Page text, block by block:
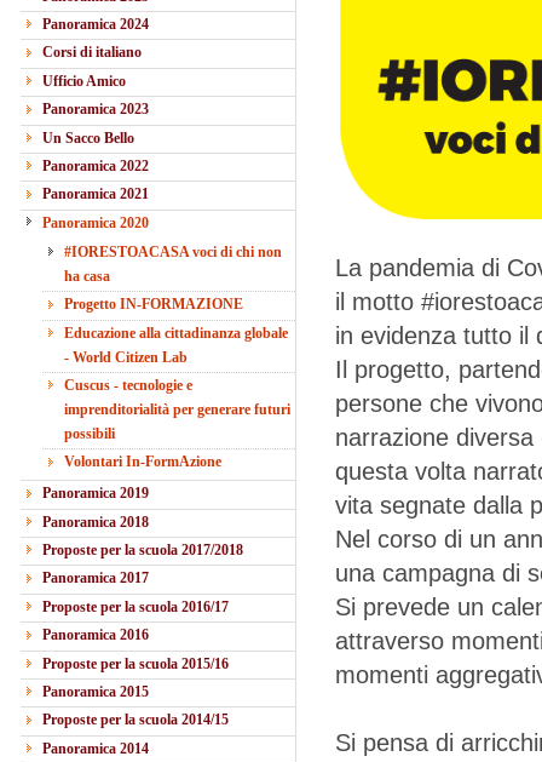
Panoramica 2024
Corsi di italiano
Ufficio Amico
Panoramica 2023
Un Sacco Bello
Panoramica 2022
Panoramica 2021
Panoramica 2020
#IORESTOACASA voci di chi non
ha casa
Progetto IN-FORMAZIONE
Educazione alla cittadinanza globale
- World Citizen Lab
Cuscus - tecnologie e
imprenditorialità per generare futuri
possibili
Volontari In-FormAzione
Panoramica 2019
Panoramica 2018
Proposte per la scuola 2017/2018
Panoramica 2017
Proposte per la scuola 2016/17
Panoramica 2016
Proposte per la scuola 2015/16
Panoramica 2015
Proposte per la scuola 2014/15
Panoramica 2014
La pandemia di
il motto
in evidenza tutto il
Il progetto,
persone che
narrazione
questa volta
vita segnate dalla
Nel corso di un
una campagna di
Si prevede un
attraverso
momenti
Si pensa di